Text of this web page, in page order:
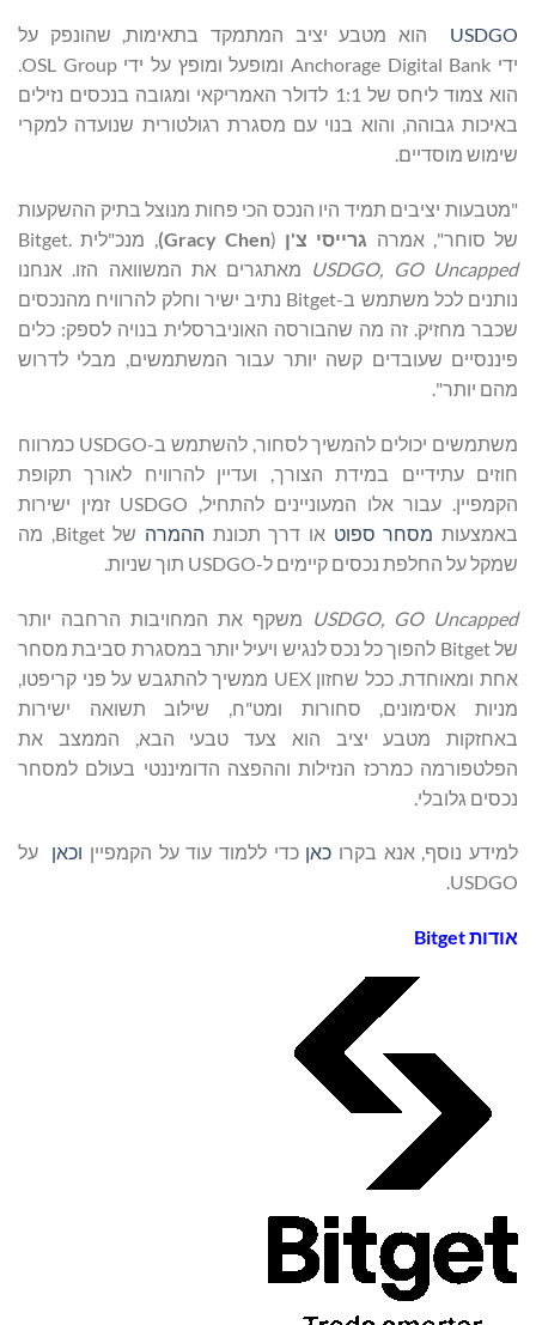
USDGO הוא מטבע יציב המתמקד בתאימות, שהונפק על
ידי Anchorage Digital Bank ומופעל ומופץ על ידי OSL Group.
הוא צמוד ליחס של 1:1 לדולר האמריקאי ומגובה בנכסים נזילים
באיכות גבוהה, והוא בנוי עם מסגרת רגולטורית שנועדה למקרי
שימוש מוסדיים.
"מטבעות יציבים תמיד היו הנכס הכי פחות מנוצל בתיק ההשקעות
של סוחר", אמרה גרייסי צ'ן (
Gracy Chen
), מנכ"לית Bitget.
USDGO, GO Uncapped מאתגרים את המשוואה הזו. אנחנו
נותנים לכל משתמש ב-Bitget נתיב ישיר וחלק להרוויח מהנכסים
שכבר מחזיק. זה מה שהבורסה האוניברסלית בנויה לספק: כלים
פיננסיים שעובדים קשה יותר עבור המשתמשים, מבלי לדרוש
מהם יותר".
משתמשים יכולים להמשיך לסחור, להשתמש ב-USDGO כמרווח
חוזים עתידיים במידת הצורך, ועדיין להרוויח לאורך תקופת
הקמפיין. עבור אלו המעוניינים להתחיל, USDGO זמין ישירות
באמצעות מסחר ספוט או דרך תכונת ההמרה
של Bitget, מה
שמקל על החלפת נכסים קיימים ל-USDGO תוך שניות.
USDGO, GO Uncapped משקף את המחויבות הרחבה יותר
של Bitget להפוך כל נכס לנגיש ויעיל יותר במסגרת סביבת מסחר
אחת ומאוחדת. ככל שחזון UEX ממשיך להתגבש על פני קריפטו,
מניות אסימונים, סחורות ומט"ח, שילוב תשואה ישירות
באחזקות מטבע יציב הוא צעד טבעי הבא, הממצב את
הפלטפורמה כמרכז הנזילות וההפצה הדומיננטי בעולם למסחר
נכסים גלובלי.
למידע נוסף, אנא בקרו כאן כדי ללמוד עוד על הקמפיין וכאן
על
USDGO.
אודותBitget